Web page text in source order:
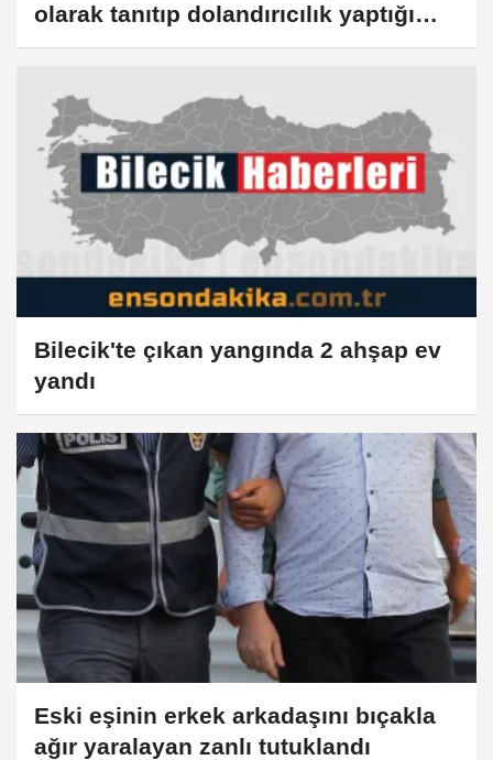
olarak tanıtıp dolandırıcılık yaptığı
iddia edilen zanlı tutuklandı
Bilecik'te çıkan yangında 2 ahşap ev
yandı
Eski eşinin erkek arkadaşını bıçakla
ağır yaralayan zanlı tutuklandı